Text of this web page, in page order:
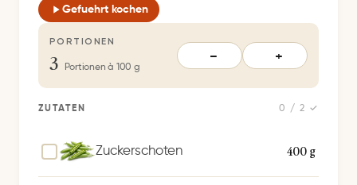
e
r
p
e
c
Gefuehrt kochen
PORTIONEN
3 Portionen à 100 g
− +
ZUTATEN 0 / 2 ✓
400 g
Zuckerschoten